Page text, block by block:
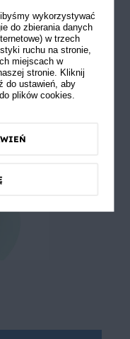
wykorzystywać
do zbierania danych
w trzech
ruchu na stronie,
miejscach w
stronie. Kliknij
do ustawień, aby
plików cookies.